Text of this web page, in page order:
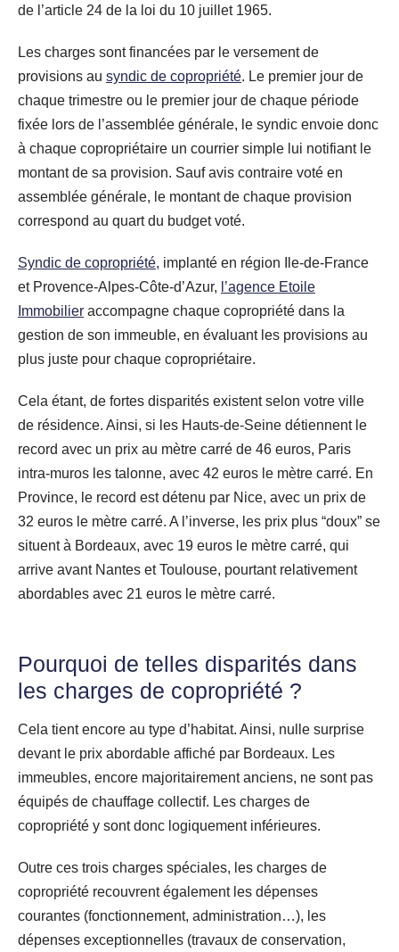
de l’article 24 de la loi du 10 juillet 1965.
Les charges sont financées par le versement de
provisions au syndic de copropriété. Le premier jour de
chaque trimestre ou le premier jour de chaque période
fixée lors de l’assemblée générale, le syndic envoie donc
à chaque copropriétaire un courrier simple lui notifiant le
montant de sa provision. Sauf avis contraire voté en
assemblée générale, le montant de chaque provision
correspond au quart du budget voté.
Syndic de copropriété, implanté en région Ile-de-France
et Provence-Alpes-Côte-d’Azur, l’agence Etoile
Immobilier accompagne chaque copropriété dans la
gestion de son immeuble, en évaluant les provisions au
plus juste pour chaque copropriétaire.
Cela étant, de fortes disparités existent selon votre ville
de résidence. Ainsi, si les Hauts-de-Seine détiennent le
record avec un prix au mètre carré de 46 euros, Paris
intra-muros les talonne, avec 42 euros le mètre carré. En
Province, le record est détenu par Nice, avec un prix de
32 euros le mètre carré. A l’inverse, les prix plus “doux” se
situent à Bordeaux, avec 19 euros le mètre carré, qui
arrive avant Nantes et Toulouse, pourtant relativement
abordables avec 21 euros le mètre carré.
Pourquoi de telles disparités dans
les charges de copropriété ?
Cela tient encore au type d’habitat. Ainsi, nulle surprise
devant le prix abordable affiché par Bordeaux. Les
immeubles, encore majoritairement anciens, ne sont pas
équipés de chauffage collectif. Les charges de
copropriété y sont donc logiquement inférieures.
Outre ces trois charges spéciales, les charges de
copropriété recouvrent également les dépenses
courantes (fonctionnement, administration…), les
dépenses exceptionnelles (travaux de conservation,